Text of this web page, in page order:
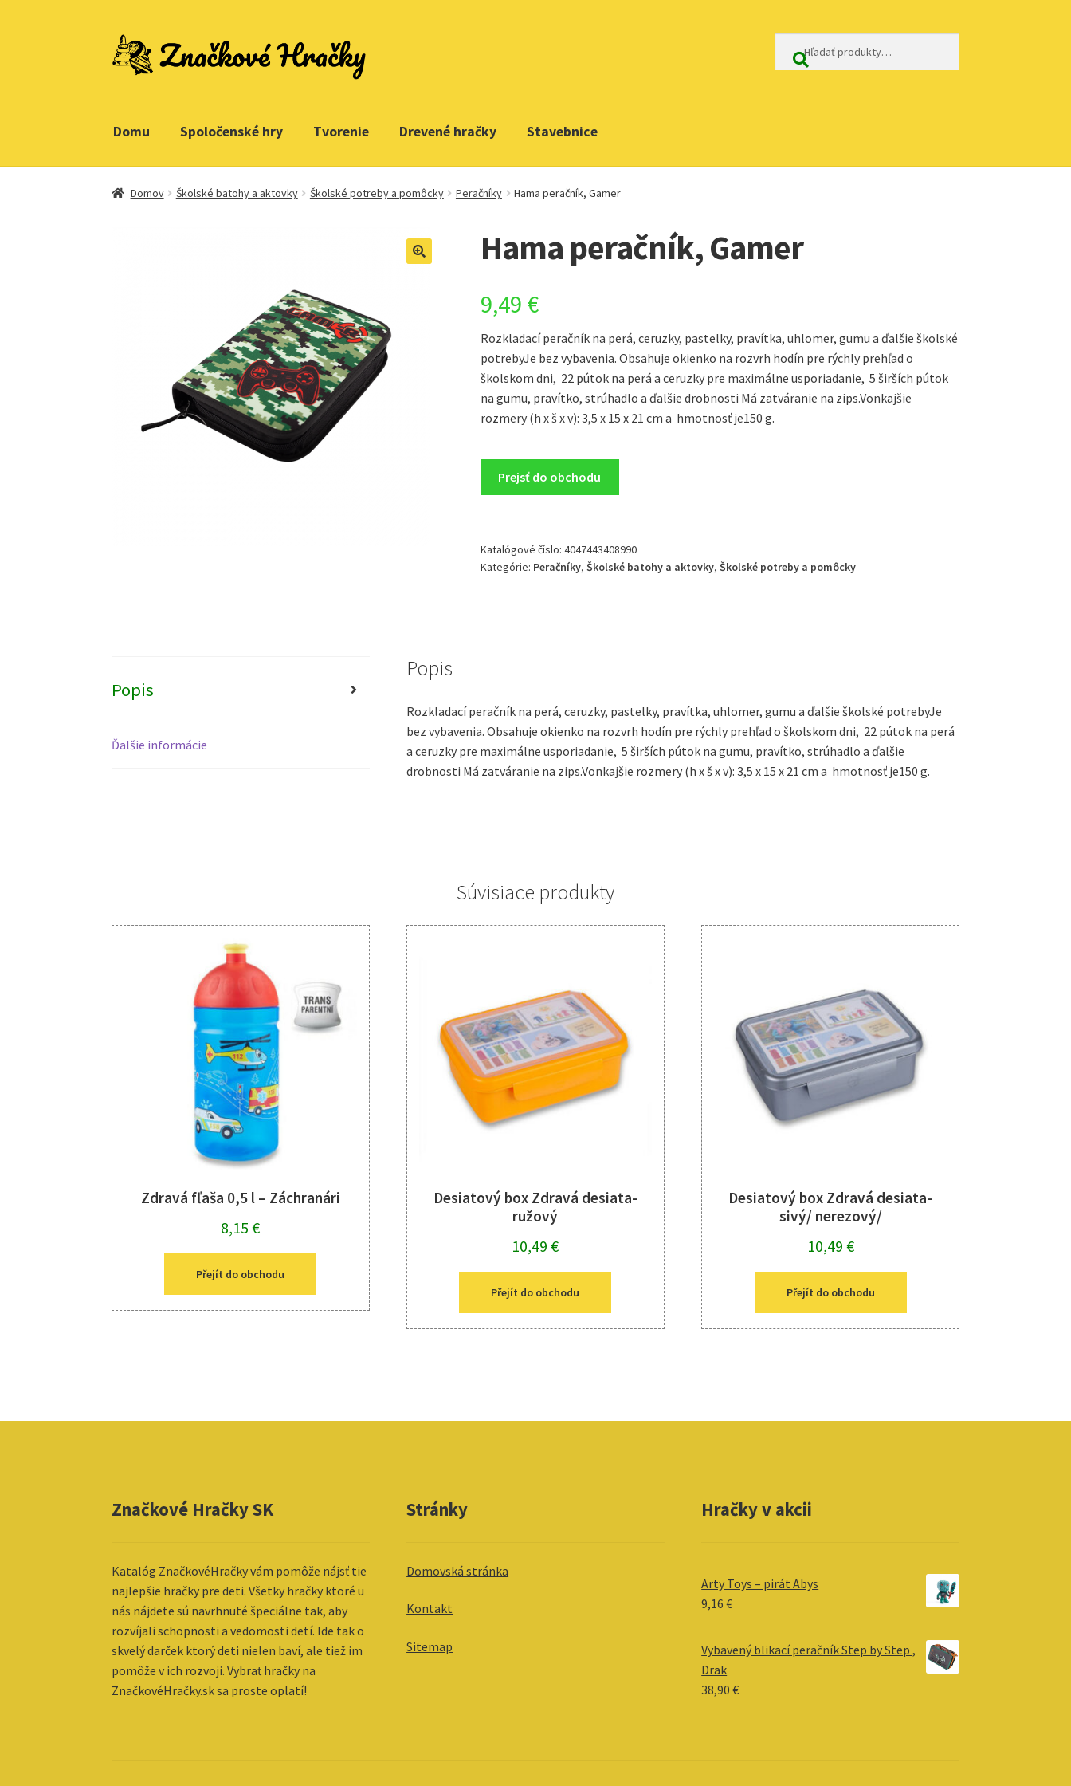
Preskočiť
na
Preskočiť
na
Domu Spoločenské hry Tvorenie Drevené hračky Stavebnice
Domovská stránka Kontakt Ukážka strany
Domov Školské batohy a aktovky Školské potreby a pomôcky Peračníky Hama peračník, Gamer
Hama peračník, Gamer
9,49 €
Rozkladací peračník na perá, ceruzky, pastelky, pravítka, uhlomer, gumu a ďalšie školské
potrebyJe bez vybavenia. Obsahuje okienko na rozvrh hodín pre rýchly prehľad o
školskom dni, 22 pútok na perá a ceruzky pre maximálne usporiadanie, 5 širších pútok
na gumu, pravítko, strúhadlo a ďalšie drobnosti Má zatváranie na zips.Vonkajšie
rozmery (h x š x v): 3,5 x 15 x 21 cm a hmotnosť je150 g.
Prejsť do obchodu
Katalógové číslo: 4047443408990
Kategórie: Peračníky, Školské batohy a aktovky, Školské potreby a pomôcky
Popis
Ďalšie informácie
Popis
Rozkladací peračník na perá, ceruzky, pastelky, pravítka, uhlomer, gumu a ďalšie školské potrebyJe
bez vybavenia. Obsahuje okienko na rozvrh hodín pre rýchly prehľad o školskom dni, 22 pútok na perá
a ceruzky pre maximálne usporiadanie, 5 širších pútok na gumu, pravítko, strúhadlo a ďalšie
drobnosti Má zatváranie na zips.Vonkajšie rozmery (h x š x v): 3,5 x 15 x 21 cm a hmotnosť je150 g.
Súvisiace produkty
Zdravá fľaša 0,5 l – Záchranári
8,15€
Přejít do obchodu
Desiatový box Zdravá desiata-
ružový
10,49€
Přejít do obchodu
Desiatový box Zdravá desiata-
sivý/ nerezový/
10,49 €
Přejít do obchodu
Značkové Hračky SK
Katalóg ZnačkovéHračky vám pomôže nájsť tie
najlepšie hračky pre deti. Všetky hračky ktoré u
nás nájdete sú navrhnuté špeciálne tak, aby
rozvíjali schopnosti a vedomosti detí. Ide tak o
skvelý darček ktorý deti nielen baví, ale tiež im
pomôže v ich rozvoji. Vybrať hračky na
ZnačkovéHračky.sk sa proste oplatí!
Stránky
Domovská stránka
Kontakt
Sitemap
Hračky v akcii
Arty Toys – pirát Abys
9,16€
Vybavený blikací­ peračník Step by Step ,
Drak
38,90€